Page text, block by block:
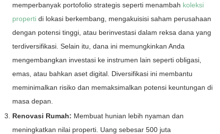
memperbanyak portofolio strategis seperti menambah koleksi
properti di lokasi berkembang, mengakuisisi saham perusahaan
dengan potensi tinggi, atau berinvestasi dalam reksa dana yang
terdiversifikasi. Selain itu, dana ini memungkinkan Anda
mengembangkan investasi ke instrumen lain seperti obligasi,
emas, atau bahkan aset digital. Diversifikasi ini membantu
meminimalkan risiko dan memaksimalkan potensi keuntungan di
masa depan.
Renovasi Rumah: Membuat hunian lebih nyaman dan
meningkatkan nilai properti. Uang sebesar 500 juta